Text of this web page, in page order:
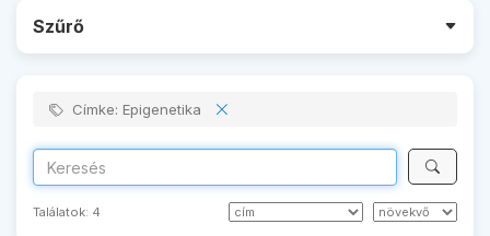
Szűrő
Címke: Epigenetika
Találatok: 4